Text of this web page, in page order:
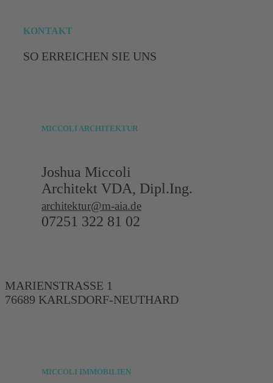
KONTAKT
SO ERREICHEN SIE UNS
MICCOLI ARCHITEKTUR
Joshua Miccoli
Architekt VDA, Dipl.Ing.
architektur@m-aia.de
07251 322 81 02
MARIENSTRASSE 1
76689 KARLSDORF-NEUTHARD
MICCOLI IMMOBILIEN